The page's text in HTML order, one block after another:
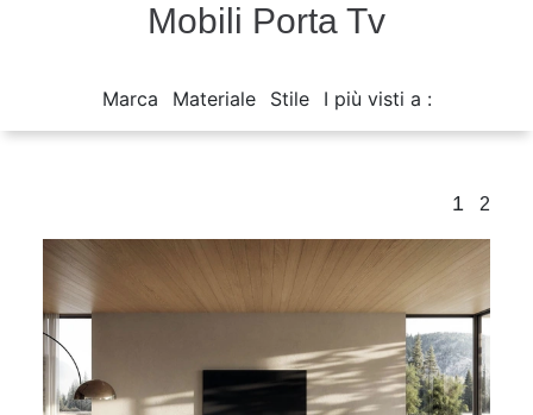
Mobili Porta Tv
Marca Materiale Stile I più visti a :
1 2